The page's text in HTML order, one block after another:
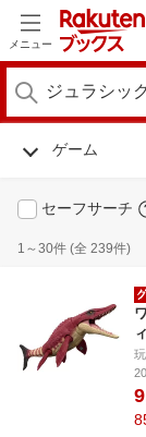
メニュー
ゲーム
セーフサーチ
1～30件 (全 239件)